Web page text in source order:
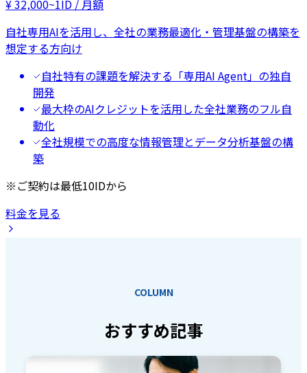
¥32,000~1ID / 月額
自社専用AIを活用し、全社の業務最適化・管理基盤の構築を
想定する方向け
自社特有の課題を解決する「専用AI Agent」の独自
開発
最大枠のAIクレジットを活用した全社業務のフル自
動化
全社規模での高度な情報管理とデータ分析基盤の構
築
※ご契約は最低10IDから
料金を見る
COLUMN
おすすめ記事